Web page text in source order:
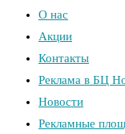
О нас
Акции
Контакты
Реклама в БЦ
Новости
Рекламные